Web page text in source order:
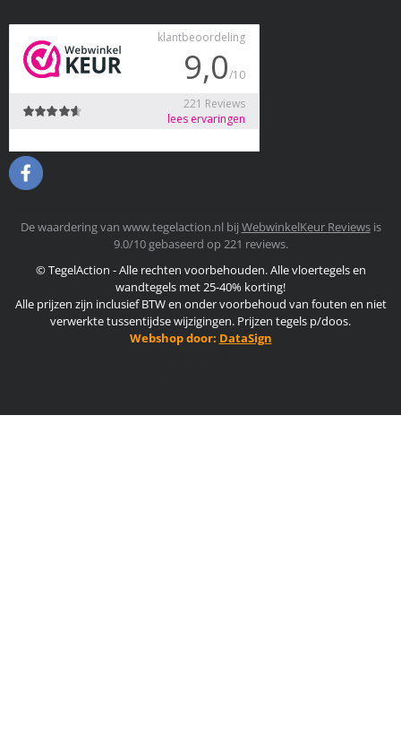
De waardering van www.tegelaction.nl bij WebwinkelKeur Reviewsis
9.0/10 gebaseerd op 221 reviews.
© TegelAction - Alle rechten voorbehouden. Alle vloertegels en
wandtegels met 25-40% korting!
Alle prijzen zijn inclusief BTW en onder voorbehoud van fouten en niet
verwerkte tussentijdse wijzigingen. Prijzen tegels p/doos.
Webshop door: DataSign